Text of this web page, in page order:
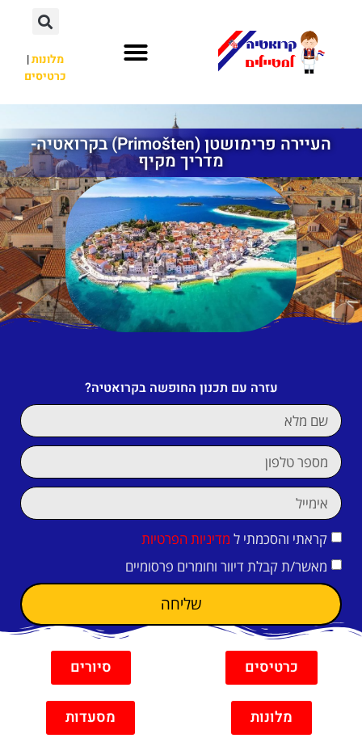
מלונות|
כרטיסים
העיירה פרימושטן (Primošten) בקרואטיה-
מדריך מקיף
עזרה עם תכנון החופשה בקרואטיה?
קראתי והסכמתי ל מדיניות הפרטיות
מאשר/ת קבלת דיוור וחומרים פרסומיים
שליחה
כרטיסים סיורים
מלונות מסעדות